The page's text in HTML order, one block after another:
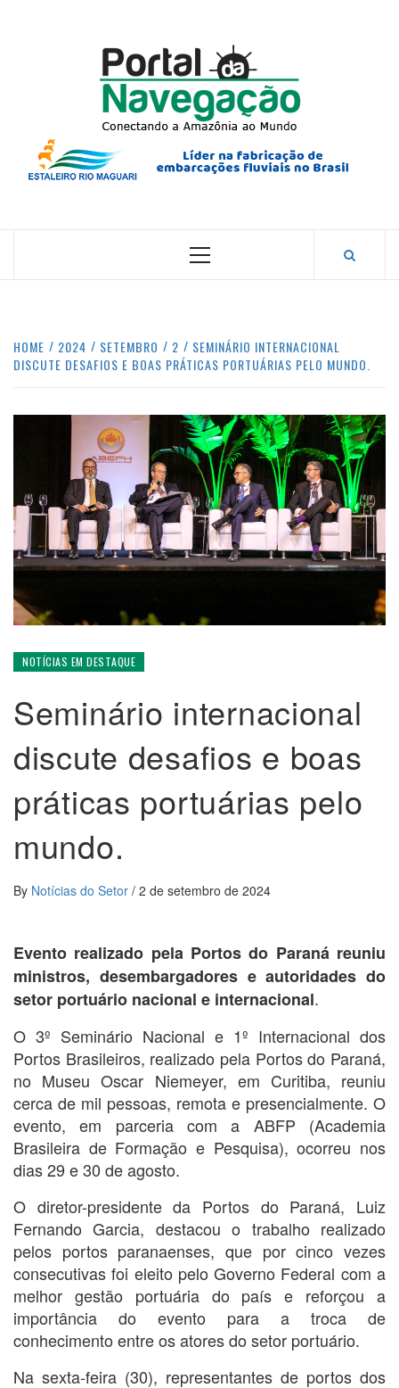
CONECTANDO A AMAZÔNIA COM O MUNDO.
Primary
HOME 2024 SETEMBRO 2
SEMINÁRIO INTERNACIONAL
DISCUTE DESAFIOS E BOAS PRÁTICAS PORTUÁRIAS PELO MUNDO.
NOTÍCIAS EM DESTAQUE
Seminário internacional
discute desafios e boas
práticas portuárias pelo
mundo.
By Notícias do Setor / 2 de setembro de 2024
Evento realizado pela Portos do Paraná reuniu
ministros, desembargadores e autoridades do
setor portuário nacional e internacional.
O 3º Seminário Nacional e 1º Internacional dos
Portos Brasileiros, realizado pela Portos do Paraná,
no Museu Oscar Niemeyer, em Curitiba, reuniu
cerca de mil pessoas, remota e presencialmente. O
evento, em parceria com a ABFP (Academia
Brasileira de Formação e Pesquisa), ocorreu nos
dias 29 e 30 de agosto.
O diretor-presidente da Portos do Paraná, Luiz
Fernando Garcia, destacou o trabalho realizado
pelos portos paranaenses, que por cinco vezes
consecutivas foi eleito pelo Governo Federal com a
melhor gestão portuária do país e reforçou a
importância do evento para a troca de
conhecimento entre os atores do setor portuário.
Na sexta-feira (30), representantes de portos dos